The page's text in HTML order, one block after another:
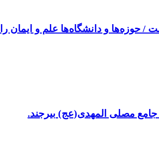
حوزه‌ها و دانشگاه‌ها علم و ایمان
جامع مصلی المهدی(عج) بیرجند.